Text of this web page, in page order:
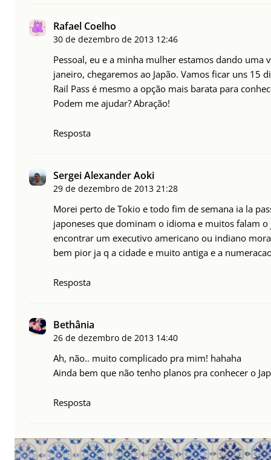
Rafael Coelho
30 de dezembro de 2013 12:46
Pessoal, eu e a minha mulher estamos dando
janeiro, chegaremos ao Japão. Vamos ficar uns 15
Rail Pass é mesmo a opção mais barata para
Podem me ajudar? Abração!
Resposta
Sergei Alexander Aoki
29 de dezembro de 2013 21:28
Morei perto de Tokio e todo fim de semana ia la
japoneses que dominam o idioma e muitos falam
encontrar um executivo americano ou indiano
bem pior ja q a cidade e muito antiga e a
Resposta
Bethânia
26 de dezembro de 2013 14:40
Ah, não.. muito complicado pra mim! hahaha
Ainda bem que não tenho planos pra conhecer o
Resposta